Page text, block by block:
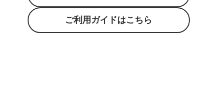
ご利用ガイドはこちら